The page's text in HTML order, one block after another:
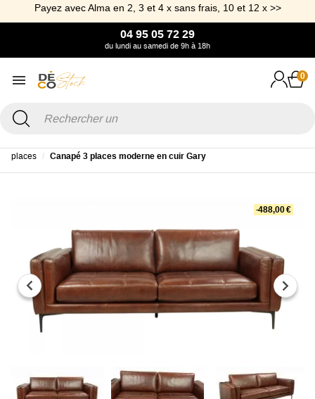
Payez avec Alma en 2, 3 et 4 x sans frais, 10 et 12 x >>
04 95 05 72 29
du lundi au samedi de 9h à 18h
0
places
Canapé 3 places moderne en cuir Gary
-488,00 €